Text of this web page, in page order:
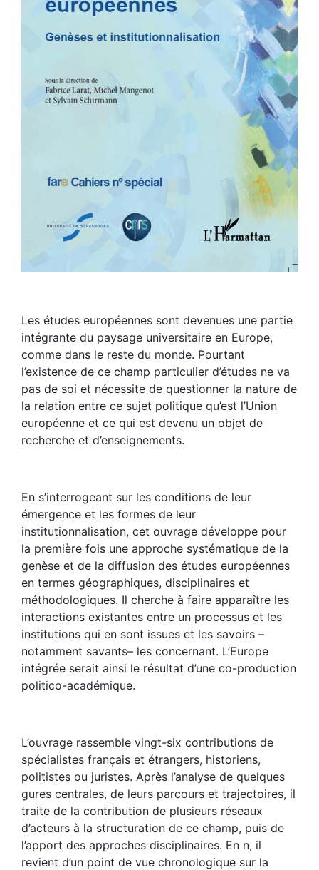
Les études européennes sont devenues une partie
intégrante du paysage universitaire en Europe,
comme dans le reste du monde. Pourtant
l’existence de ce champ particulier d’études ne va
pas de soi et nécessite de questionner la nature de
la relation entre ce sujet politique qu’est l’Union
européenne et ce qui est devenu un objet de
recherche et d’enseignements.
En s’interrogeant sur les conditions de leur
émergence et les formes de leur
institutionnalisation, cet ouvrage développe pour
la première fois une approche systématique de la
genèse et de la diffusion des études européennes
en termes géographiques, disciplinaires et
méthodologiques. Il cherche à faire apparaître les
interactions existantes entre un processus et les
institutions qui en sont issues et les savoirs –
notamment savants– les concernant. L’Europe
intégrée serait ainsi le résultat d’une co-production
politico-académique.
L’ouvrage rassemble vingt-six contributions de
spécialistes français et étrangers, historiens,
politistes ou juristes. Après l’analyse de quelques
gures centrales, de leurs parcours et trajectoires, il
traite de la contribution de plusieurs réseaux
d’acteurs à la structuration de ce champ, puis de
l’apport des approches disciplinaires. En n, il
revient d’un point de vue chronologique sur la